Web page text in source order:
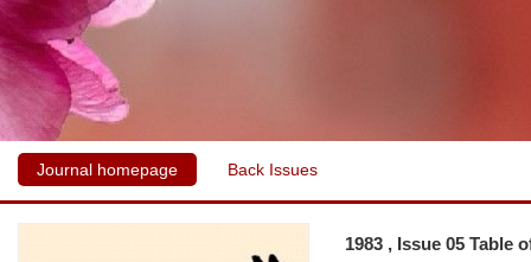
Journal homepage Back Issues
1983 , Issue 05 Table